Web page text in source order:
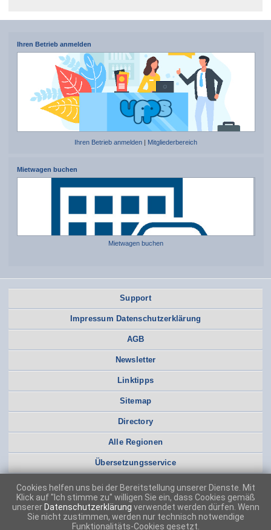
Ihren Betrieb anmelden
Ihren Betrieb anmelden Mitgliederbereich
Mietwagen buchen
Mietwagen buchen
Support
Impressum Datenschutzerklärung
AGB
Newsletter
Linktipps
Sitemap
Directory
Alle Regionen
Übersetzungsservice
Cookies helfen uns bei der Bereitstellung unserer Dienste. Mit
Klick auf "Ich stimme zu" willigen Sie ein, dass Cookies gemäß
unserer Datenschutzerklärung verwendet werden dürfen. Wenn
Sie nicht zustimmen, werden nur technisch notwendige
Funktionalitäts-Cookies gesetzt.